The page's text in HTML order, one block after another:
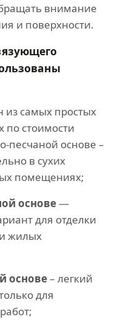
внимание
и поверхности.
самых простых
по стоимости
песчаной основе –
в сухих
помещениях;
основе—
для отделки
жилых
основе– легкий
для